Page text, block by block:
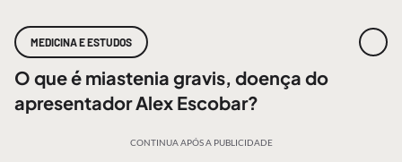
MEDICINA E ESTUDOS
O que é miastenia gravis, doença do
apresentador Alex Escobar?
CONTINUA APÓS A PUBLICIDADE